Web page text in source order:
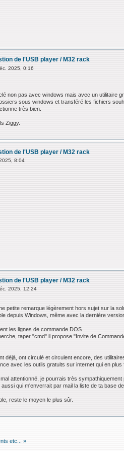
de l'USB player / M32 rack
2025, 0:16
non pas avec windows mais avec un utilitaire
sous windows et transféré les fichiers
très bien.
Ziggy.
de l'USB player / M32 rack
8:04
de l'USB player / M32 rack
2025, 12:24
petite remarque légèrement hors sujet sur la
depuis Windows, même avec la dernière
les lignes de commande DOS
taper "cmd" il propose "Invite de
déjà, ont circulé et circulent encore, des
avec les outils gratuits sur internet qui en plus
attentionné, je pourrais très
qui m'enverrait par mail la liste de ta base
reste le moyen le plus sûr.
etc... »